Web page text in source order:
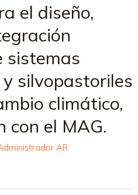
el diseño,
sistemas
silvopastoriles
climático,
con el MAG.
AR